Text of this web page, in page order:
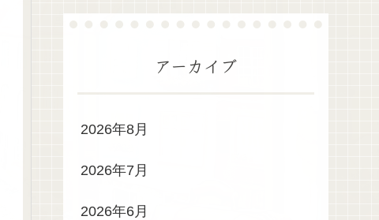
アーカイブ
2026年8月
2026年7月
2026年6月